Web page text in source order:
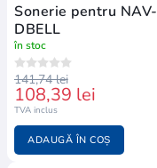
Sonerie pentru NAV-
DBELL
în stoc
141,74 lei
108,39 lei
TVA inclus
ADAUGĂ ÎN COȘ